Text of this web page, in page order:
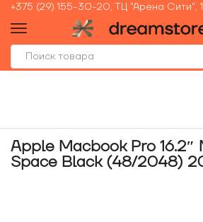
+375 (29) 155-30-20, ТЦ "Арена Сити",
Apple Macbook Pro 16.2″
Space Black (48/2048)